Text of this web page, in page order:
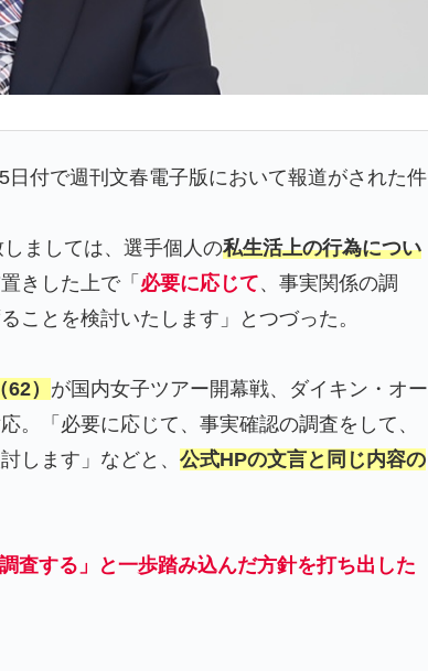
付で週刊文春電子版において報道がされた件
ましては、選手個人の私生活上の行為につい
きした上で「 必要に応じて、事実関係の調
ことを検討いたします」とつづった。
） が国内女子ツアー開幕戦、ダイキン・オー
。「必要に応じて、事実確認の調査をして、
します」などと、公式HPの文言と同じ内容の
査する」と一歩踏み込んだ方針を打ち出した